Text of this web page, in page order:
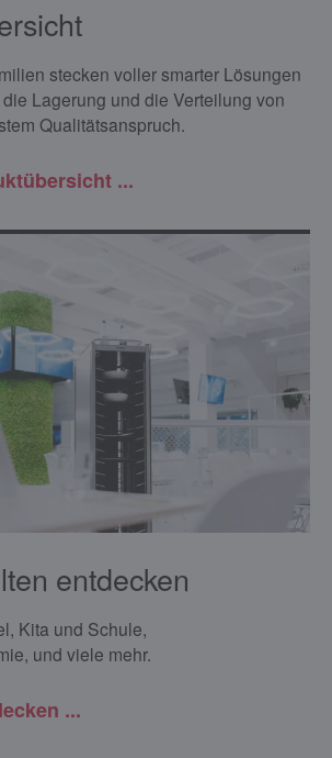
stecken voller smarter Lösungen
Lagerung und die Verteilung von
Qualitätsanspruch.
...
entdecken
Kita und Schule,
und viele mehr.
...